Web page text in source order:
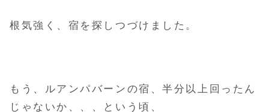
根気強く、宿を探しつづけました。
もう、ルアンパバーンの宿、半分以上回ったん
じゃないか、、、という頃、